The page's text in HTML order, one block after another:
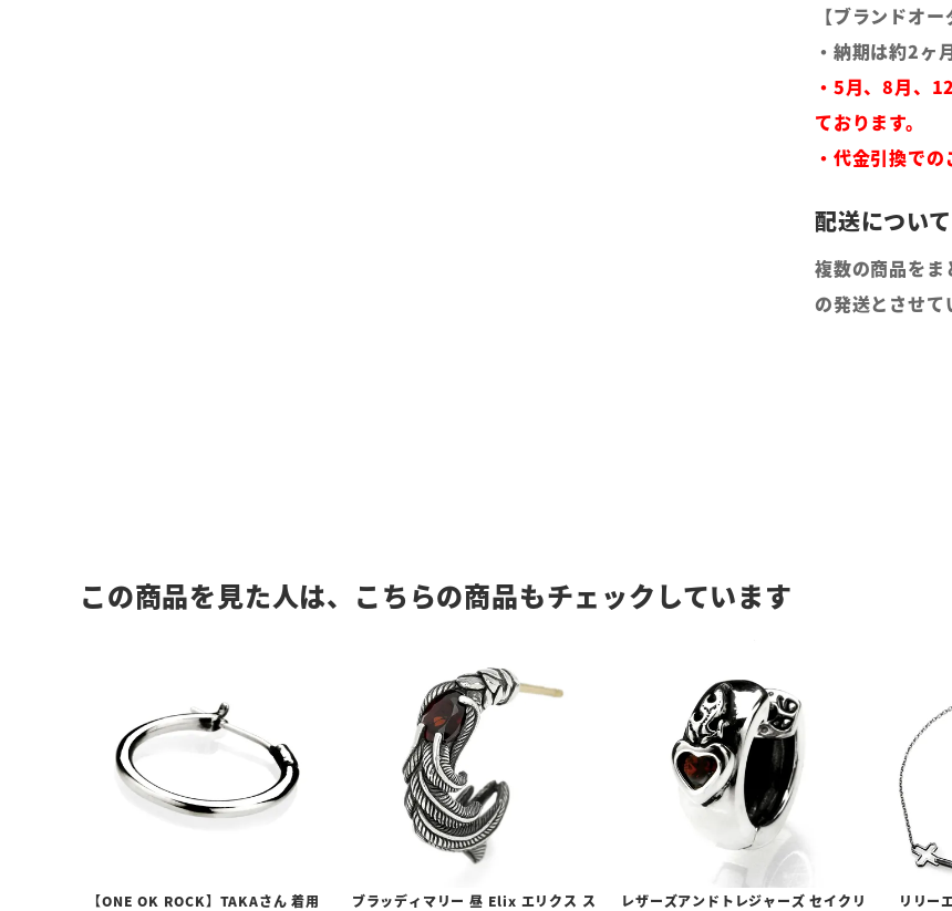
【ブランドオ
・納期は約2ヶ
・5月、8月、
ております。
・代金引換で
複数の商品をま
の発送とさせて
この商品を見た人は、こちらの商品もチェックしています
【ONE OK ROCK】TAKAさん 着用
ブラッディマリー 昼 Elix エリクス ス
レザーズアンドトレジャーズ セイクリ
リリー